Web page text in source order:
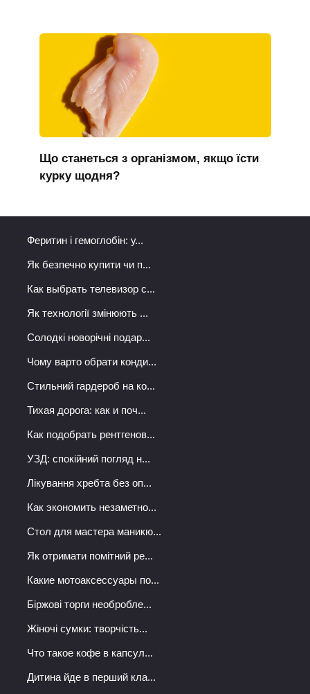
Що станеться з організмом, якщо їсти
курку щодня?
Феритин і гемоглобін: у...
Як безпечно купити чи п...
Как выбрать телевизор с...
Як технології змінюють ...
Солодкі новорічні подар...
Чому варто обрати конди...
Стильний гардероб на ко...
Тихая дорога: как и поч...
Как подобрать рентгенов...
УЗД: спокійний погляд н...
Лікування хребта без оп...
Как экономить незаметно...
Стол для мастера маникю...
Як отримати помітний ре...
Какие мотоаксессуары по...
Біржові торги необробле...
Жіночі сумки: творчість...
Что такое кофе в капсул...
Дитина йде в перший кла...